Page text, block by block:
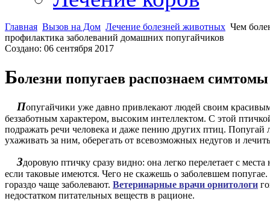
Главная Вызов на Дом Лечение болезней животных Чем
профилактика заболеваний домашних попугайчиков
Создано: 06 сентября 2017
Болезни попугаев распознаем
Попугайчики уже давно привлекают людей своим
беззаботным характером, высоким интеллектом. С этой
подражать речи человека и даже пению других птиц. Попугай
ухаживать за ним, оберегать от всевозможных недугов и
Здоровую птичку сразу видно: она легко перелетает с
если таковые имеются. Чего не скажешь о заболевшем
гораздо чаще заболевают. Ветеринарные врачи орнитологи
недостатком питательных веществ в рационе.